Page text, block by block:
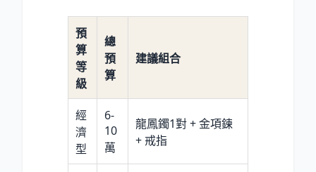
預
算
等
級
總
預
算
建議組合
經
濟
型
6-
10
萬
龍鳳鐲1對 + 金項鍊
+ 戒指